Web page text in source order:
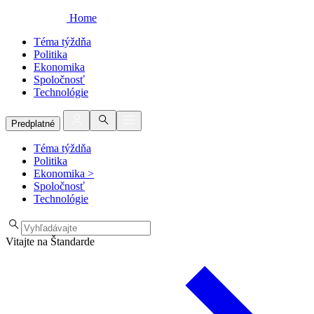
Home
Téma týždňa
Politika
Ekonomika
Spoločnosť
Technológie
Predplatné
Téma týždňa
Politika
Ekonomika >
Spoločnosť
Technológie
Vitajte na Štandarde